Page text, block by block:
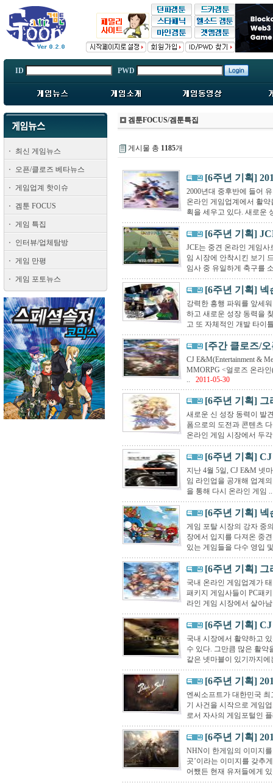
ID PWD
최신 게임뉴스
오픈/클로즈 베타뉴스
게임업계 핫이슈
겜툰 FOCUS
게임 특집
인터뷰/업체탐방
게임 만평
게임 포토뉴스
겜툰FOCUS/겜툰특집
게시물 총 1185개
[6주년 기획]
2000년대 중후반에 들어
온라인 게임업계에서 활
획을 세우고 있다. 새로운
[6주년 기획]
JCE는 중견 온라인 게임
임 시장에 안착시킨 보기
임사 중 유일하게 축구를
[6주년 기획] 넥
강력한 흥행 파워를 앞세
하고 새로운 성장 동력을
고 또 자체적인 개발 타이
[주간 클로즈/
CJ E&M(Entertainment &
MMORPG <얼로즈 온라
..
2011-05-30
[6주년 기획] 그
새로운 신 성장 동력이 발
폼으로의 도전과 콘텐츠
온라인 게임 시장에서 두
[6주년 기획]
지난 4월 5일, CJ E&M 넷
임 라인업을 공개해 업계
을 통해 다시 온라인 게임 ..
[6주년 기획] 넥
게임 포탈 시장의 강자 중
장에서 입지를 다져온 중
있는 게임들을 다수 영입
[6주년 기획] 그
국내 온라인 게임업계가
패키지 게임사들이 PC패
라인 게임 시장에서 살아
[6주년 기획]
국내 시장에서 활약하고
수 있다. 그만큼 많은 활약
같은 넷마블이 있기까지에
[6주년 기획]
엔씨소프트가 대한민국
기 사건을 시작으로 게임
로서 자사의 게임포털인
[6주년 기획]
NHN이 한게임의 이미지
곳’이라는 이미지를 갖추
어쨌든 현재 유저들에게